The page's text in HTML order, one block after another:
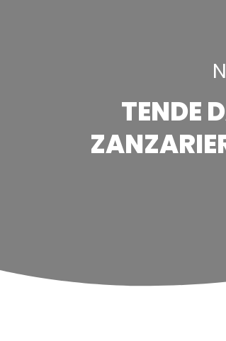
TENDE